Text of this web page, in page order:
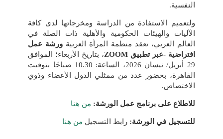
النفسية.
ولتعميم الاستفادة من الدراسة ومخرجاتها لدى كافة
الآليات والهيئات الحكومية والأهلية ذات الصلة في
العالم العربي، تعقد منظمة المرأة العربية ورشة عمل
افتراضية -عبر تطبيق ZOOM
، بتاريخ الأربعاء؛ الموافق
29 أبريل/ نيسان 2026، الساعة: 10.30 صباحًا بتوقيت
القاهرة، بحضور عدد من ممثلي الدول الأعضاء وذوي
الاختصاص.
للاطلاع على برنامج عمل الورشة: من هنا
للتسجيل في الورشة:رابط التسجيل من هنا